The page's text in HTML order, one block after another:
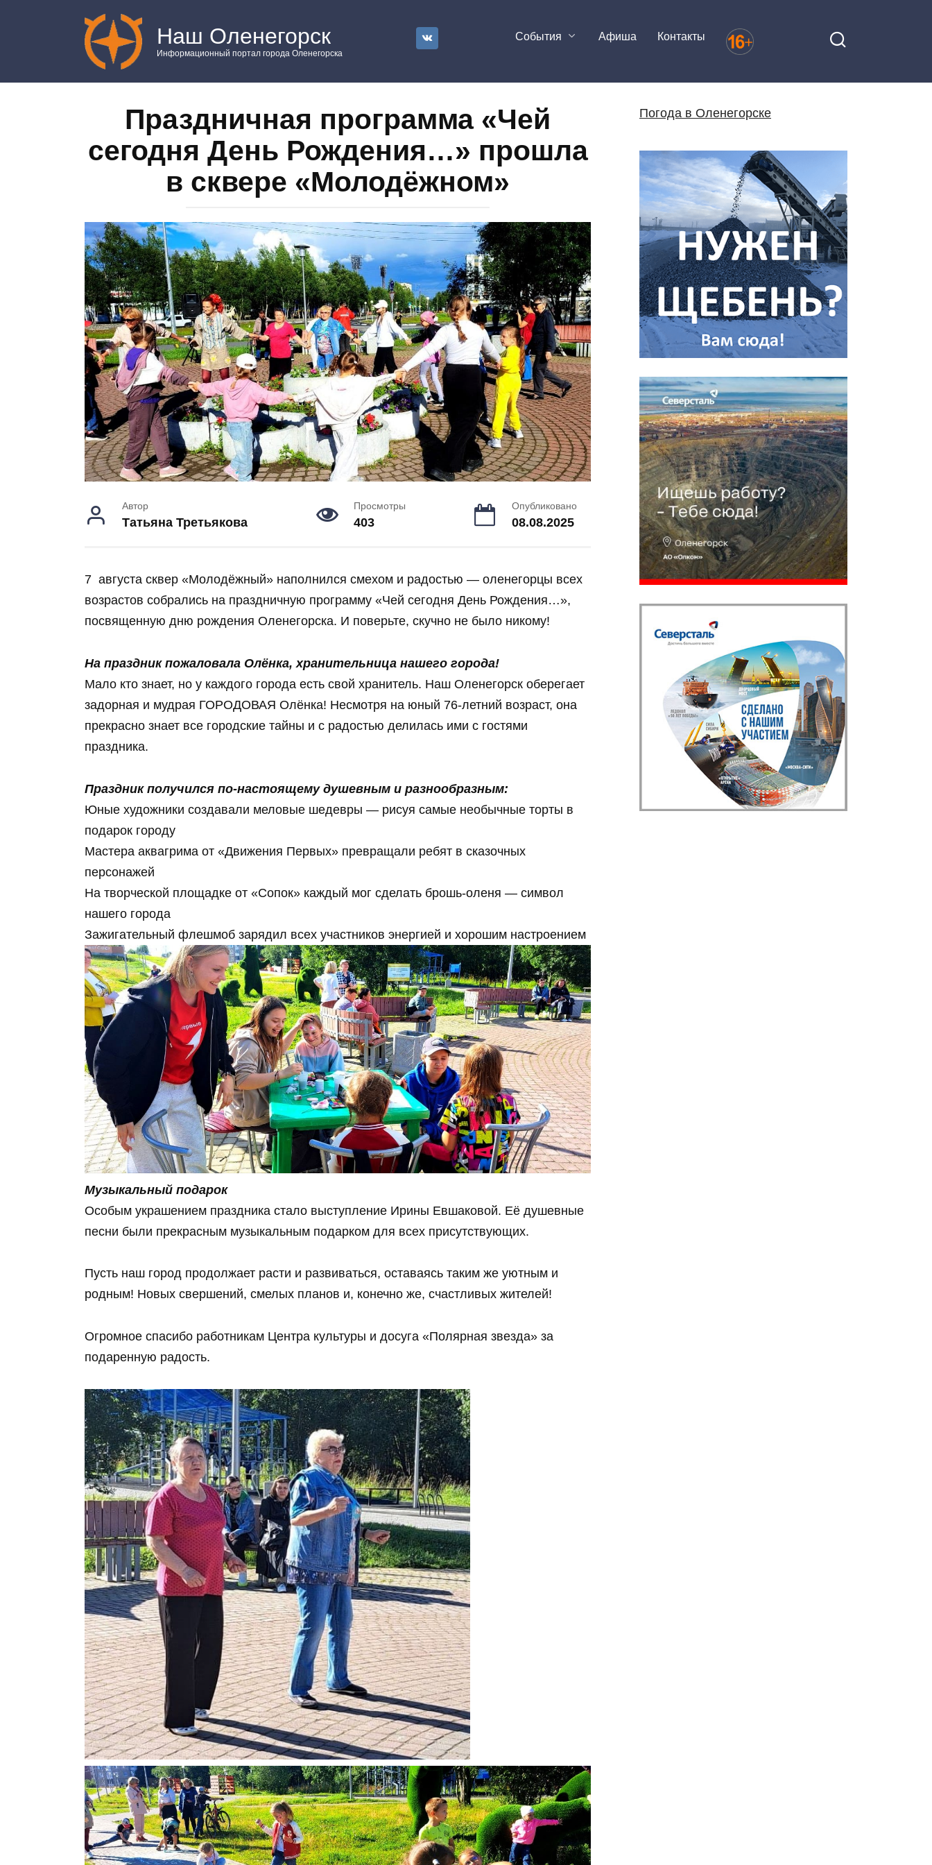
Наш Оленегорск
Информационный портал города Оленегорска
События Афиша Контакты
Праздничная программа «Чей
сегодня День Рождения…» прошла
в сквере «Молодёжном»
Автор
Татьяна Третьякова
Просмотры
403
Опубликовано
08.08.2025
7 августа сквер «Молодёжный» наполнился смехом и радостью — оленегорцы всех
возрастов собрались на праздничную программу «Чей сегодня День Рождения…»,
посвященную дню рождения Оленегорска. И поверьте, скучно не было никому!
На праздник пожаловала Олёнка, хранительница нашего города!
Мало кто знает, но у каждого города есть свой хранитель. Наш Оленегорск оберегает
задорная и мудрая ГОРОДОВАЯ Олёнка! Несмотря на юный 76-летний возраст, она
прекрасно знает все городские тайны и с радостью делилась ими с гостями
праздника.
Праздник получился по-настоящему душевным и разнообразным:
Юные художники создавали меловые шедевры — рисуя самые необычные торты в
подарок городу
Мастера аквагрима от «Движения Первых» превращали ребят в сказочных
персонажей
На творческой площадке от «Сопок» каждый мог сделать брошь-оленя — символ
нашего города
Зажигательный флешмоб зарядил всех участников энергией и хорошим настроением
Музыкальный подарок
Особым украшением праздника стало выступление Ирины Евшаковой. Её душевные
песни были прекрасным музыкальным подарком для всех присутствующих.
Пусть наш город продолжает расти и развиваться, оставаясь таким же уютным и
родным! Новых свершений, смелых планов и, конечно же, счастливых жителей!
Огромное спасибо работникам Центра культуры и досуга «Полярная звезда» за
подаренную радость.
Погода в Оленегорске